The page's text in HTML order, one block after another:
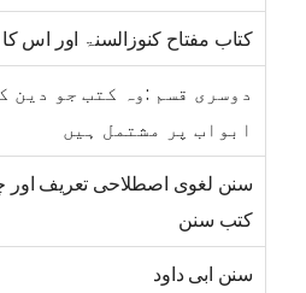
کتاب مفتاح کنوزالسنۃ اور اس
دوسری قسم :وہ کتب جو دین
ابواب پر مشتمل ہیں
سنن لغوی اصطلاحی تعریف اور
کتب سنن
سنن ابی داود